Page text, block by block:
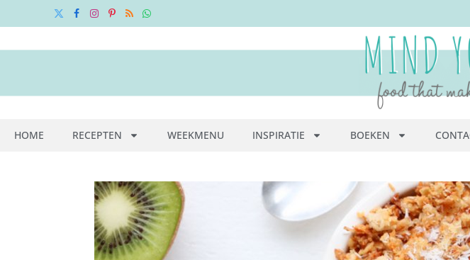
X
FacebookInstagram
Pinterest
RSSWhatsApp
HOME RECEPTEN WEEKMENU INSPIRATIE BOEKEN